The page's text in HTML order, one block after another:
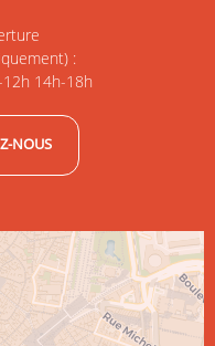
:
14h-18h
NOUS